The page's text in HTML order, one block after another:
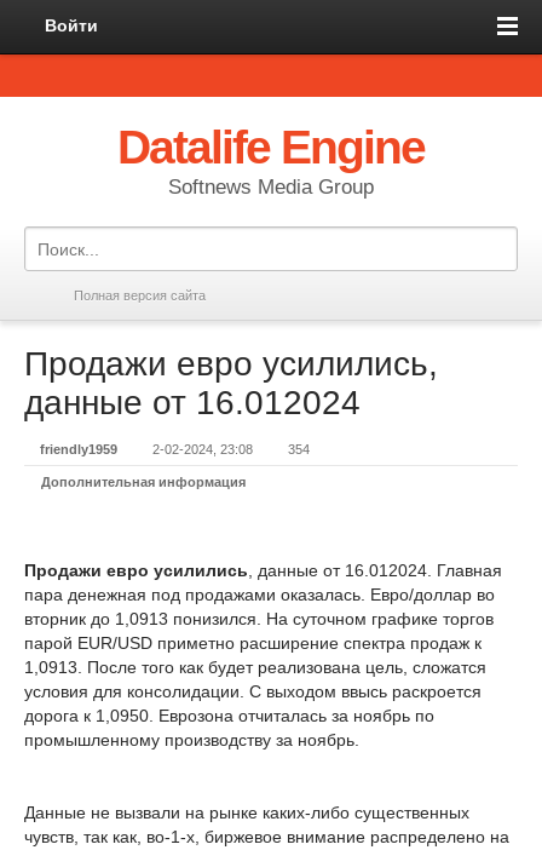
Войти
Datalife Engine
Softnews Media Group
Полная версия сайта
Продажи евро усилились,
данные от 16.012024
friendly1959 2-02-2024, 23:08 354
Дополнительная информация
Продажи евро усилились , данные от 16.012024. Главная
пара денежная под продажами оказалась. Евро/доллар во
вторник до 1,0913 понизился. На суточном графике торгов
парой EUR/USD приметно расширение спектра продаж к
1,0913. После того как будет реализована цель, сложатся
условия для консолидации. С выходом ввысь раскроется
дорога к 1,0950. Еврозона отчиталась за ноябрь по
промышленному производству за ноябрь.
Данные не вызвали на рынке каких-либо существенных
чувств, так как, во-1-х, биржевое внимание распределено на